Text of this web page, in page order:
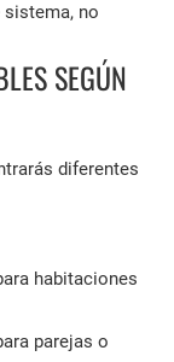
sistema, no
SEGÚN
diferentes
habitaciones
parejas o